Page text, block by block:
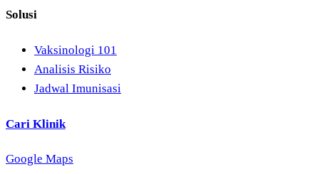
Solusi
Vaksinologi 101
Analisis Risiko
Jadwal Imunisasi
Cari Klinik
Google Maps